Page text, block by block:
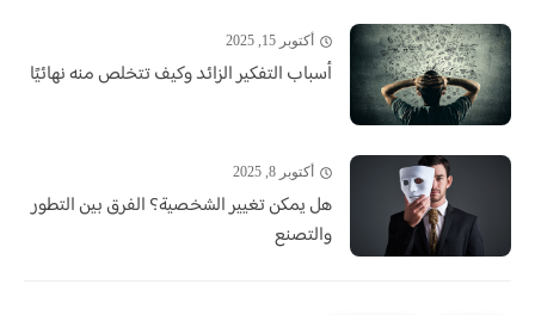
أكتوبر 15, 2025
أسباب التفكير الزائد وكيف تتخلص منه نهائيًا
أكتوبر 8, 2025
هل يمكن تغيير الشخصية؟ الفرق بين التطور
والتصنع